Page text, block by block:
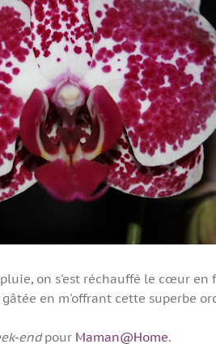
on s'est réchauffé le cœur en
en m'offrant cette superbe
endpour Maman@Home.